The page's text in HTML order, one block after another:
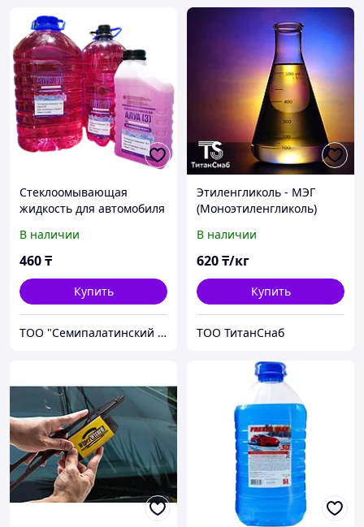
Стеклоомывающая
жидкость для автомобиля
розовая, с запахом тутти-
фрутти
В наличии
460₸
Купить
ТОО "Семипалатинский завод масел"
Этиленгликоль - МЭГ
(Моноэтиленгликоль)
В наличии
620₸/кг
Купить
ТОО ТитанСнаб